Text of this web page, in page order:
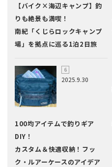
【バイク×海辺キャンプ】釣
りも絶景も満喫！
南紀「くじらロックキャンプ
場」を拠点に巡る1泊2日旅
2025.9.30
100均アイテムで釣りギア
DIY！
カスタム＆快適収納！フッ
ク・ルアーケースのアイデア